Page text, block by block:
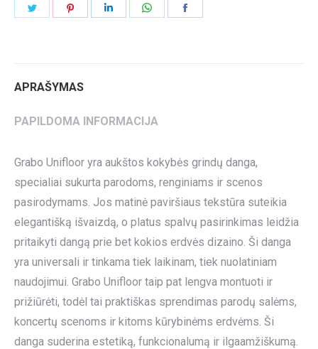
APRAŠYMAS
PAPILDOMA INFORMACIJA
Grabo Unifloor yra aukštos kokybės grindų danga,
specialiai sukurta parodoms, renginiams ir scenos
pasirodymams. Jos matinė paviršiaus tekstūra suteikia
elegantišką išvaizdą, o platus spalvų pasirinkimas leidžia
pritaikyti dangą prie bet kokios erdvės dizaino. Ši danga
yra universali ir tinkama tiek laikinam, tiek nuolatiniam
naudojimui. Grabo Unifloor taip pat lengva montuoti ir
prižiūrėti, todėl tai praktiškas sprendimas parodų salėms,
koncertų scenoms ir kitoms kūrybinėms erdvėms. Ši
danga suderina estetiką, funkcionalumą ir ilgaamžiškumą.